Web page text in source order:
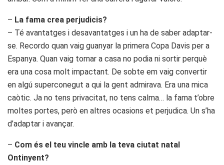
– La fama crea perjudicis?
– Té avantatges i desavantatges i un ha de saber adaptar-
se. Recordo quan vaig guanyar la primera Copa Davis per a
Espanya. Quan vaig tornar a casa no podia ni sortir perquè
era una cosa molt impactant. De sobte em vaig convertir
en algú superconegut a qui la gent admirava. Era una mica
caòtic. Ja no tens privacitat, no tens calma… la fama t’obre
moltes portes, però en altres ocasions et perjudica. Un s’ha
d’adaptar i avançar.
– Com és el teu vincle amb la teva ciutat natal
Ontinyent?